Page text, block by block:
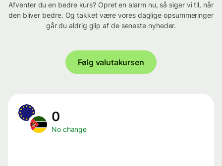
Afventer du en bedre kurs? Opret en alarm nu, så siger vi til, når
den bliver bedre. Og takket være vores daglige opsummeringer
går du aldrig glip af de seneste nyheder.
Følg valutakursen
0
No change